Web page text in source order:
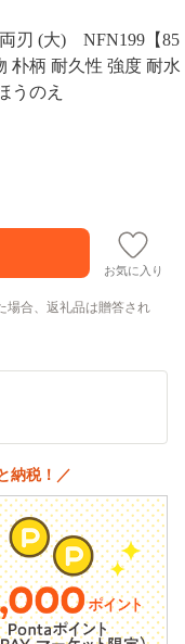
刃 (大) NFN199【85
朴柄 耐久性 強度 耐水
うのえ
お気に入り
場合、返礼品は贈答され
納税！／